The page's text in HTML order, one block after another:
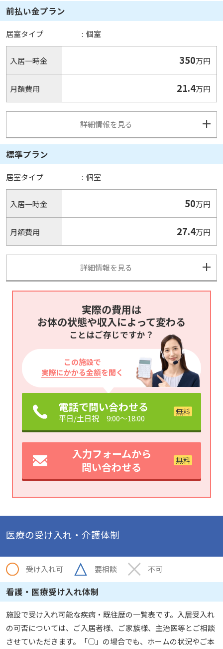
前払い金プラン
居室タイプ : 個室
入居一時金 350万円
月額費用 21.4万円
詳細情報を見る
標準プラン
居室タイプ : 個室
入居一時金 50万円
月額費用 27.4万円
詳細情報を見る
実際の費用は
お体の状態や収入によって変わる
ことはご存じですか？
この施設で
実際にかかる金額を聞く
電話で問い合わせる
平日/土日祝 9:00～18:00
入力フォームから
問い合わせる
医療の受け入れ・介護体制
受け入れ可 要相談 不可
看護・医療受け入れ体制
施設で受け入れ可能な疾病・既往歴の一覧表です。入居受入れ
の可否については、ご入居者様、ご家族様、主治医等とご相談
させていただきます。「○」の場合でも、ホームの状況やご本